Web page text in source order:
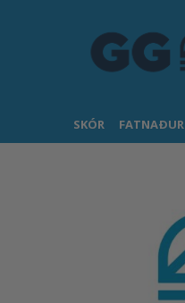
SKÓR FATNAÐUR